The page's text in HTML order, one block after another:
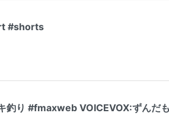
#shorts
釣り #fmaxweb VOICEVOX:ずんだ